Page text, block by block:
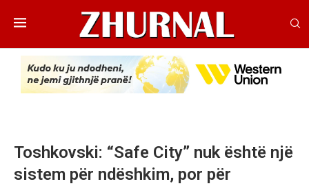
Toshkovski: “Safe City” nuk është një
sistem për ndëshkim, por për